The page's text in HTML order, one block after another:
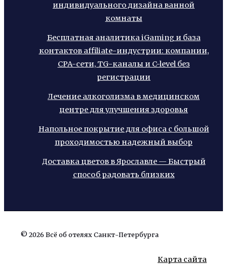
индивидуального дизайна ванной
комнаты
Бесплатная аналитика iGaming и база
контактов affiliate-индустрии: компании,
CPA-сети, TG-каналы и C-level без
регистрации
Лечение алкоголизма в медицинском
центре для улучшения здоровья
Напольное покрытие для офиса с большой
проходимостью надежный выбор
Доставка цветов в Ярославле — Быстрый
способ радовать близких
© 2026 Всё об отелях Санкт-Петербурга
Карта сайта